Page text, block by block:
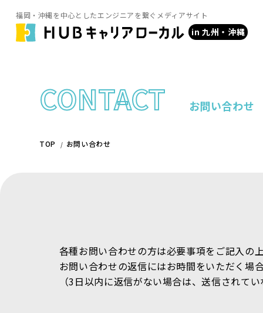
福岡・沖縄を中心としたエンジニアを繋ぐメディアサイト
in 九州・沖縄
CONTACT お問い合わせ
TOP お問い合わせ
各種お問い合わせの方は必要事項をご記入の
お問い合わせの返信にはお時間をいただく場合
（3日以内に返信がない場合は、送信されて